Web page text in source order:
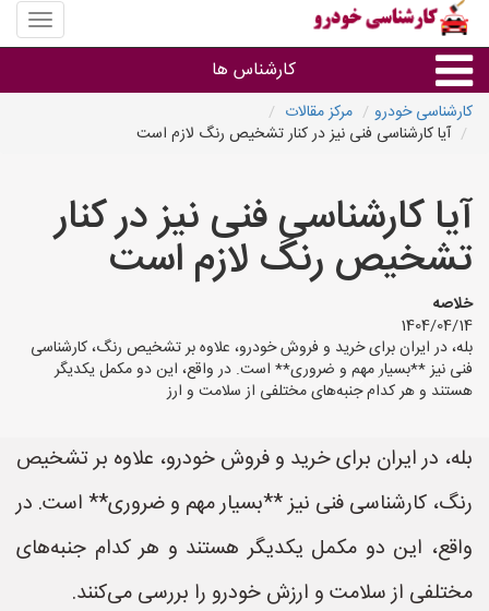
منوی
سایت
خودرو
کارشناس ها
گروه ها
استان ها
کارشناسی خودرو
مرکز مقالات
آیا کارشناسی فنی نیز در کنار تشخیص رنگ لازم است
آیا کارشناسی فنی نیز در کنار
تشخیص رنگ لازم است
خلاصه
1404/04/14
بله، در ایران برای خرید و فروش خودرو، علاوه بر تشخیص رنگ، کارشناسی
فنی نیز **بسیار مهم و ضروری** است. در واقع، این دو مکمل یکدیگر
هستند و هر کدام جنبه‌های مختلفی از سلامت و ارز
بله، در ایران برای خرید و فروش خودرو، علاوه بر تشخیص
رنگ، کارشناسی فنی نیز **بسیار مهم و ضروری** است. در
واقع، این دو مکمل یکدیگر هستند و هر کدام جنبه‌های
مختلفی از سلامت و ارزش خودرو را بررسی می‌کنند.